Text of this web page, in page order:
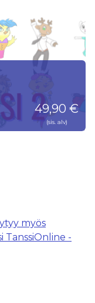
49,90 €
(sis. alv)
myös
TanssiOnline -